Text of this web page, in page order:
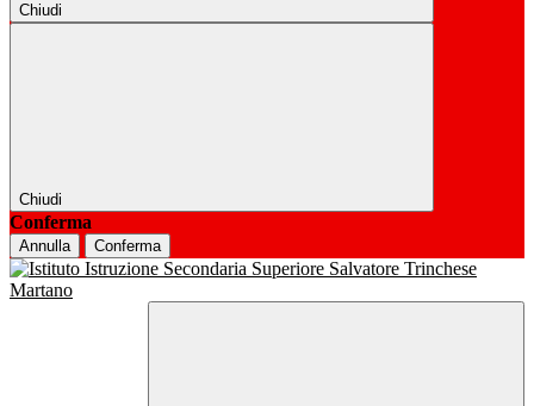
Chiudi
Chiudi
Conferma
Annulla Conferma